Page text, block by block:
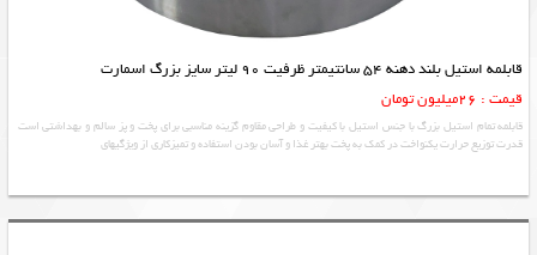
قابلمه استیل بلند دهنه 54 سانتیمتر ظرفیت 90 لیتر سایز بزرگ اسمارت
قیمت : 26میلیون تومان
قابلمه تمام استیل بزرگ با جنس استیل با کیفیت و طراحی مقاوم گزینه مناسبی برای پخت و پز سالم و بهداشتی است
قدرت توزیع حرارت یکنواخت در کمک به پخت بهتر غذا و آسان بودن استفاده و تمیزکاری از ویژگیهای